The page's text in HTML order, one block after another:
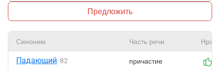
Предложить
Синоним Часть речи
Падающий 82 причастие